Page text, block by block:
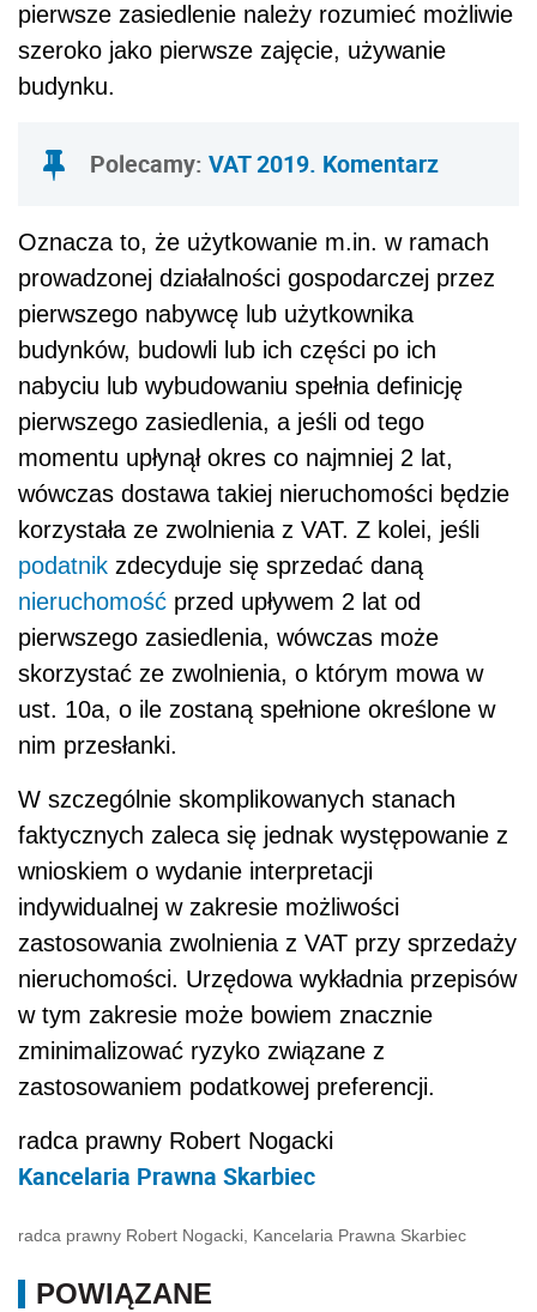
pierwsze zasiedlenie należy rozumieć możliwie
szeroko jako pierwsze zajęcie, używanie
budynku.
Polecamy: VAT 2019. Komentarz
Oznacza to, że użytkowanie m.in. w ramach
prowadzonej działalności gospodarczej przez
pierwszego nabywcę lub użytkownika
budynków, budowli lub ich części po ich
nabyciu lub wybudowaniu spełnia definicję
pierwszego zasiedlenia, a jeśli od tego
momentu upłynął okres co najmniej 2 lat,
wówczas dostawa takiej nieruchomości będzie
korzystała ze zwolnienia z VAT. Z kolei, jeśli
podatnik zdecyduje się sprzedać daną
nieruchomość przed upływem 2 lat od
pierwszego zasiedlenia, wówczas może
skorzystać ze zwolnienia, o którym mowa w
ust. 10a, o ile zostaną spełnione określone w
nim przesłanki.
W szczególnie skomplikowanych stanach
faktycznych zaleca się jednak występowanie z
wnioskiem o wydanie interpretacji
indywidualnej w zakresie możliwości
zastosowania zwolnienia z VAT przy sprzedaży
nieruchomości. Urzędowa wykładnia przepisów
w tym zakresie może bowiem znacznie
zminimalizować ryzyko związane z
zastosowaniem podatkowej preferencji.
radca prawny Robert Nogacki
Kancelaria Prawna Skarbiec
radca prawny Robert Nogacki, Kancelaria Prawna Skarbiec
POWIĄZANE